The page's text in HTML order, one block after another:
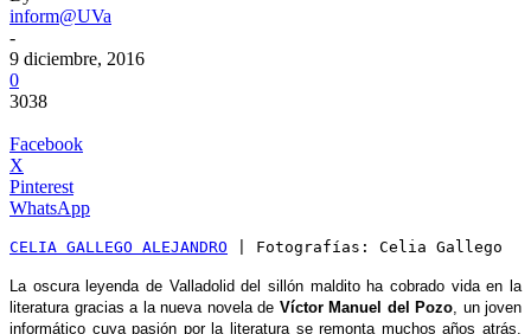
inform@UVa
-
9 diciembre, 2016
0
3038
Facebook
X
Pinterest
WhatsApp
CELIA GALLEGO ALEJANDRO | Fotografías: Celia Gallego
La oscura leyenda de Valladolid del sillón maldito ha cobrado vida en la
literatura gracias a la nueva novela de Víctor Manuel del Pozo , un joven
informático cuya pasión por la literatura se remonta muchos años atrás.